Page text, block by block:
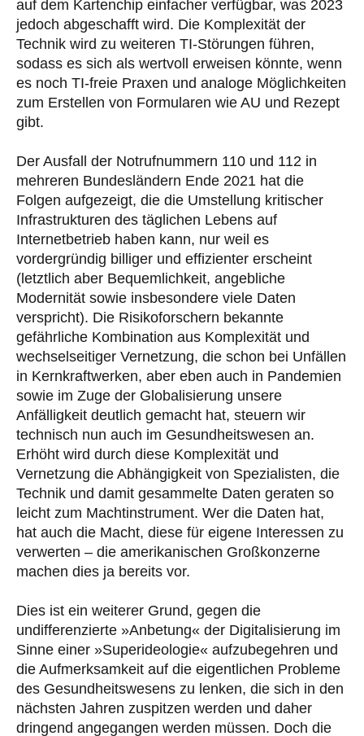
auf dem Kartenchip einfacher verfügbar, was 2023
jedoch abgeschafft wird. Die Komplexität der
Technik wird zu weiteren TI-Störungen führen,
sodass es sich als wertvoll erweisen könnte, wenn
es noch TI-freie Praxen und analoge Möglichkeiten
zum Erstellen von Formularen wie AU und Rezept
gibt.
Der Ausfall der Notrufnummern 110 und 112 in
mehreren Bundesländern Ende 2021 hat die
Folgen aufgezeigt, die die Umstellung kritischer
Infrastrukturen des täglichen Lebens auf
Internetbetrieb haben kann, nur weil es
vordergründig billiger und effizienter erscheint
(letztlich aber Bequemlichkeit, angebliche
Modernität sowie insbesondere viele Daten
verspricht). Die Risikoforschern bekannte
gefährliche Kombination aus Komplexität und
wechselseitiger Vernetzung, die schon bei Unfällen
in Kernkraftwerken, aber eben auch in Pandemien
sowie im Zuge der Globalisierung unsere
Anfälligkeit deutlich gemacht hat, steuern wir
technisch nun auch im Gesundheitswesen an.
Erhöht wird durch diese Komplexität und
Vernetzung die Abhängigkeit von Spezialisten, die
Technik und damit gesammelte Daten geraten so
leicht zum Machtinstrument. Wer die Daten hat,
hat auch die Macht, diese für eigene Interessen zu
verwerten – die amerikanischen Großkonzerne
machen dies ja bereits vor.
Dies ist ein weiterer Grund, gegen die
undifferenzierte »Anbetung« der Digitalisierung im
Sinne einer »Superideologie« aufzubegehren und
die Aufmerksamkeit auf die eigentlichen Probleme
des Gesundheitswesens zu lenken, die sich in den
nächsten Jahren zuspitzen werden und daher
dringend angegangen werden müssen. Doch die